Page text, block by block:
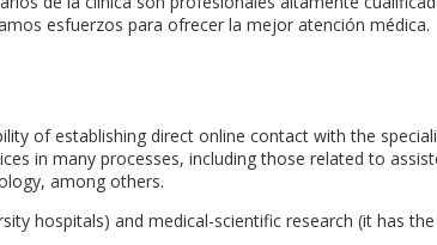
esfuerzos para ofrecer la mejor atención médica.
of establishing direct online contact with the
in many processes, including those related to
among others.
hospitals) and medical-scientific research (it has